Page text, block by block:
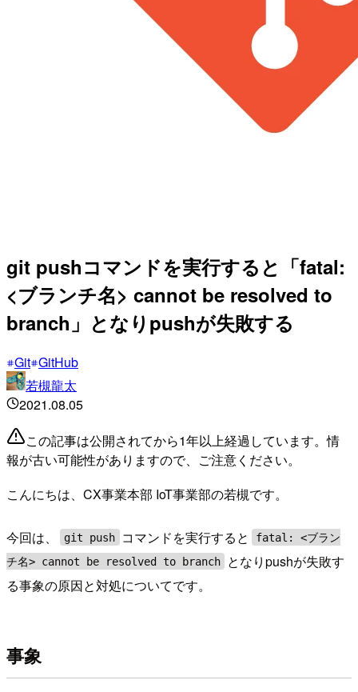
git pushコマンドを実行すると「fatal:
<ブランチ名> cannot be resolved to
branch」となりpushが失敗する
Git GitHub
若槻龍太
2021.08.05
この記事は公開されてから1年以上経過しています。情
報が古い可能性がありますので、ご注意ください。
こんにちは、CX事業本部 IoT事業部の若槻です。
今回は、 git push コマンドを実行すると
fatal: <ブラン
チ名> cannot be resolved to branch
となりpushが失敗す
る事象の原因と対処についてです。
事象